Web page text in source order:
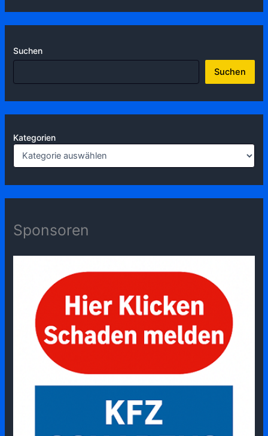
Suchen
Suchen
Kategorien
Sponsoren